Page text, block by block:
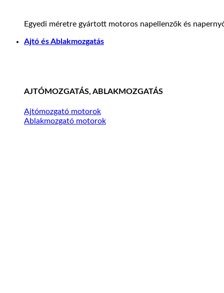
Egyedi méretre gyártott motoros napellenzők és
Ajtó és Ablakmozgatás
AJTÓMOZGATÁS, ABLAKMOZGATÁS
Ajtómozgató motorok
Ablakmozgató motorok